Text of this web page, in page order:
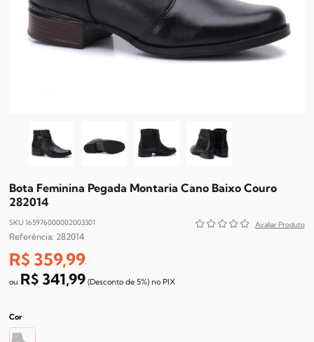
Bota Feminina Pegada Montaria Cano Baixo Couro
282014
SKU 165976000002003301
282014
R$ 359,99
R$ 341,99 (Desconto de 5%) no PIX
Cor